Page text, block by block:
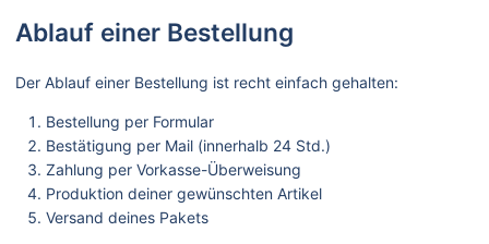
Ablauf einer Bestellung
Der Ablauf einer Bestellung ist recht einfach gehalten:
Bestellung per Formular
Bestätigung per Mail (innerhalb 24 Std.)
Zahlung per Vorkasse-Überweisung
Produktion deiner gewünschten Artikel
Versand deines Pakets